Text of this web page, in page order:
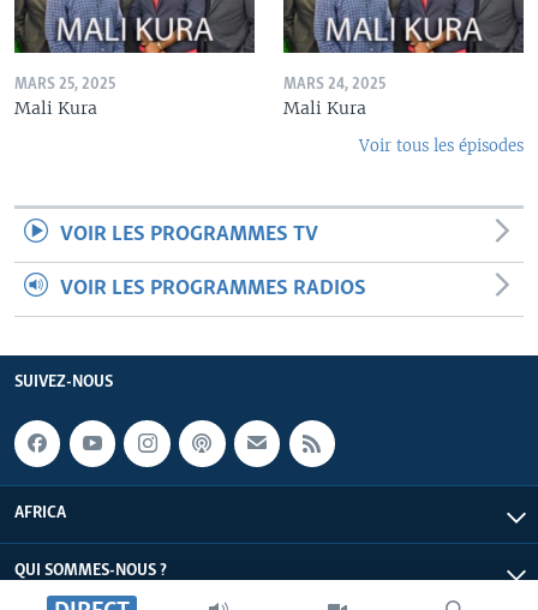
MARS 25, 2025
Mali Kura
MARS 24, 2025
Mali Kura
Voir tous les épisodes
VOIR LES PROGRAMMES TV
VOIR LES PROGRAMMES RADIOS
SUIVEZ-NOUS
AFRICA
QUI SOMMES-NOUS ?